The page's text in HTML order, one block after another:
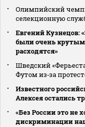
Олимпийский
селекционную
Евгений Кузнецов:
были очень
расходятся»
Шведский
Футом из‑за
Известного
Алексея остались
«Без России это не
дискриминации